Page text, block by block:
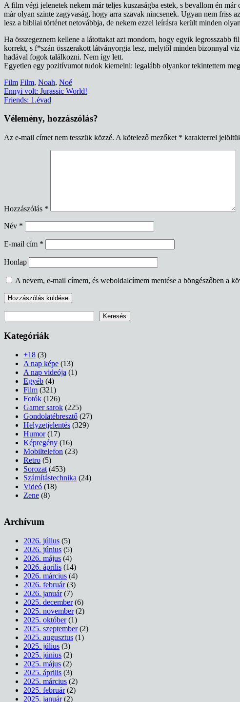
A film végi jelenetek nekem már teljes kuszaságba estek, s bevallom én
már olyan szinte zagyvaság, hogy arra szavak nincsenek. Ugyan nem friss
lesz a bibliai történet netovábbja, de nekem ezzel leírásra került minden
Ha összegeznem kellene a látottakat azt mondom, hogy egyik legrosszabb
korrekt, s f*szán összerakott látványorgia lesz, melytől minden bizonnyal
hadával fogok találkozni. Nem így lett.
Egyetlen egy pozitívumot tudok kiemelni: legalább olyankor tekintettem
Film Film, Noah, Noé
Bejegyzés
navigáció
Ennyi volt: Jurassic World!
Friends: 1.évad
Vélemény, hozzászólás?
Az e-mail címet nem tesszük közzé. A kötelező mezőket * karakterrel
Hozzászólás *
Név *
E-mail cím *
Honlap
A nevem, e-mail címem, és weboldalcímem mentése a böngészőben a
Keresés
Kategóriák
+18 (3)
A nap képe (13)
A nap videója (1)
Egyéb (4)
Film (321)
Fotók (126)
Gamer sarok (225)
Gondolatébresztő (27)
Helyzetjelentés (329)
Humor(17)
Képregény (16)
Mobiltelefon (23)
Retro (5)
Sorozat (453)
Számítástechnika (24)
Videó (18)
Zene (8)
Archívum
2026. július (5)
2026. június (5)
2026. május (4)
2026. április (14)
2026. március (4)
2026. február(3)
2026. január(7)
2025. december(6)
2025. november(2)
2025. október(1)
2025. szeptember(2)
2025. augusztus (1)
2025. július (3)
2025. június (2)
2025. május (2)
2025. április (3)
2025. március (2)
2025. február(2)
2025. január(2)